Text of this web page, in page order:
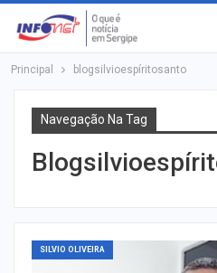
Principal blogsilvioespíritosanto
Navegação Na Tag
SILVIO OLIVEIRA